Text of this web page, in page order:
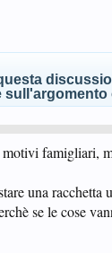
famigliari,
una racchetta
se le cose